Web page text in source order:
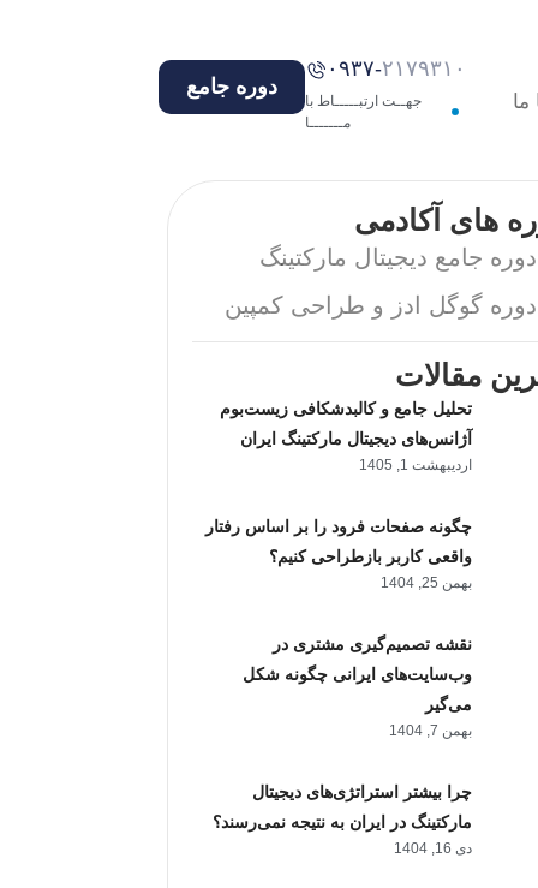
ما
۰۹۳۷-۲۱۷۹۳۱۰
جهــت ارتبـــــاط با
مـــــــا
دوره جامع
های آکادمی
دوره جامع دیجیتال مارکتینگ
دوره گوگل ادز و طراحی کمپین
مقالات
تحلیل جامع و کالبدشکافی زیست‌بوم
آژانس‌های دیجیتال مارکتینگ ایران
اردیبهشت 1, 1405
چگونه صفحات فرود را بر اساس رفتار
واقعی کاربر بازطراحی کنیم؟
بهمن 25, 1404
نقشه تصمیم‌گیری مشتری در
وب‌سایت‌های ایرانی چگونه شکل
می‌گیر
بهمن 7, 1404
چرا بیشتر استراتژی‌های دیجیتال
مارکتینگ در ایران به نتیجه نمی‌رسند؟
دی 16, 1404